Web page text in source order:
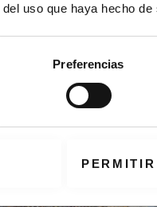
uso que haya hecho
Preferencias